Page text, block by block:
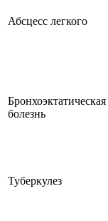
Абсцесс легкого
Бронхоэктатическая
болезнь
Туберкулез